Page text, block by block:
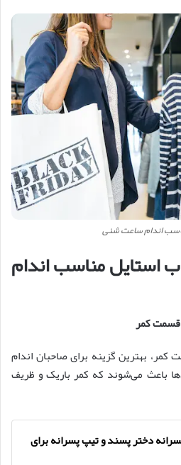
اندام ساعت شنی
استایل مناسب اندام
کمر
بهترین گزینه برای صاحبان اندام
باعث می‌شوند که کمر باریک و ظریف
دختر پسند و تیپ پسرانه برای